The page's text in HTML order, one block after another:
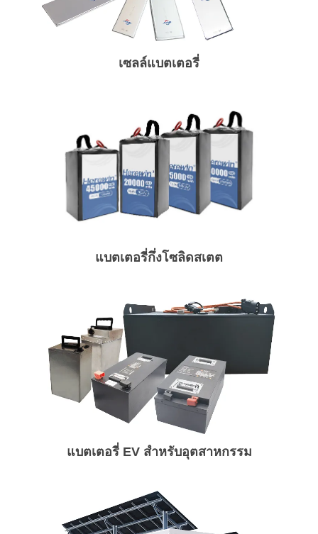
เซลล์แบตเตอรี่
แบตเตอรี่กึ่งโซลิดสเตต
แบตเตอรี่ EV สำหรับอุตสาหกรรม